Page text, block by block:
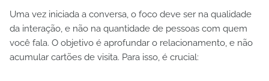
Uma vez iniciada a conversa, o foco deve ser na qualidade
da interação, e não na quantidade de pessoas com quem
você fala. O objetivo é aprofundar o relacionamento, e não
acumular cartões de visita. Para isso, é crucial: